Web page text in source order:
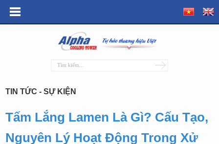
TIN TỨC - SỰ KIỆN
Tấm Lắng Lamen Là Gì? Cấu Tạo,
Nguyên Lý Hoạt Động Trong Xử